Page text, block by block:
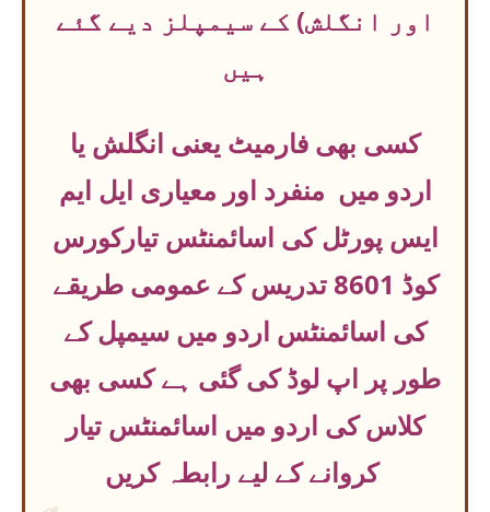
اور انگلش) کے سیمپلز دیے گئے
ہیں
کسی بھی فارمیٹ یعنی انگلش یا
اردو میں منفرد اور معیاری ایل ایم
ایس پورٹلکی اسائمنٹس تیارکورس
کوڈ 8601 تدریس کے عمومی طریقے
کی اسائمنٹس اردو میں سیمپل کے
طور پر اپ لوڈ کی گئی ہے کسی بھی
کلاس کی اردو میں اسائمنٹس تیار
کروانے کے لیے رابطہ کریں